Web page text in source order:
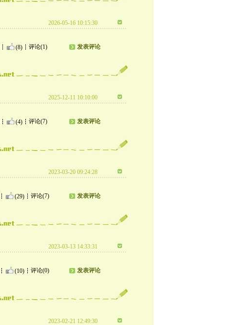
2026-05-16 10:15:30
(8) 评论(1) 发表评论
2025-12-11 10:10:00
(4) 评论(7) 发表评论
2023-03-20 09:24:28
(29) 评论(7) 发表评论
2023-03-13 14:33:31
(10) 评论(0) 发表评论
2023-02-21 12:49:30